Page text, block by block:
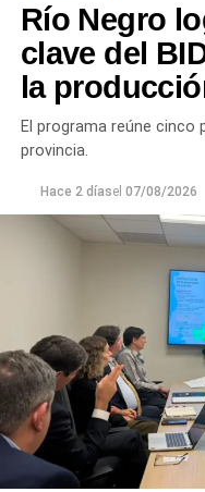
Río Negro
clave del
la
El programa reúne
provincia.
Hace 2 díasel 07/08/2026